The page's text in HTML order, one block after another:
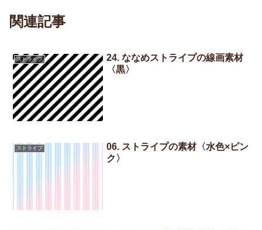
関連記事
ストライプ
24. ななめストライプの線画素材
〈黒〉
ストライプ
06. ストライプの素材〈水色×ピン
ク〉